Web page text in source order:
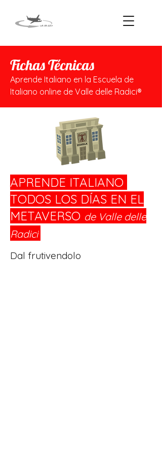
Fichas Técnicas
Aprende Italiano en la Escuela de
Italiano online de Valle delle Radici®
APRENDE ITALIANO
TODOS LOS DÍAS EN EL
METAVERSO de Valle delle
Radici
Dal frutivendolo